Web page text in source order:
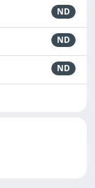
ND
ND
ND